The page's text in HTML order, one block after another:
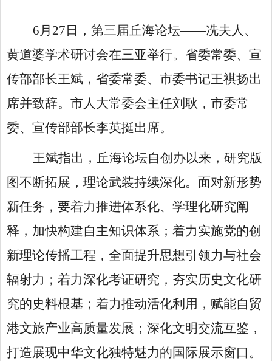
6月27日，第三届丘海论坛——冼夫人、
黄道婆学术研讨会在三亚举行。省委常委、宣
传部部长王斌，省委常委、市委书记王祺扬出
席并致辞。市人大常委会主任刘耿，市委常
委、宣传部部长李英挺出席。
王斌指出，丘海论坛自创办以来，研究版
图不断拓展，理论武装持续深化。面对新形势
新任务，要着力推进体系化、学理化研究阐
释，加快构建自主知识体系；着力实施党的创
新理论传播工程，全面提升思想引领力与社会
辐射力；着力深化考证研究，夯实历史文化研
究的史料根基；着力推动活化利用，赋能自贸
港文旅产业高质量发展；深化文明交流互鉴，
打造展现中华文化独特魅力的国际展示窗口。